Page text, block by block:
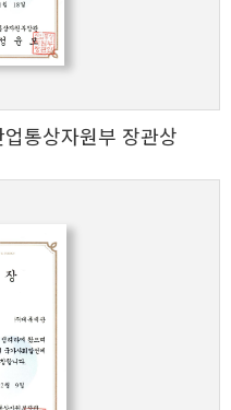
통상자원부 장관상